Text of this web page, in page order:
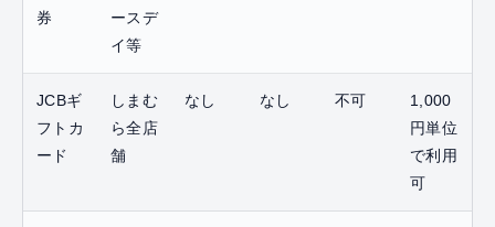
券
ースデ
イ等
JCBギ
フトカ
ード
しまむ
ら全店
舗
なし なし 不可
1,000
円単位
で利用
可